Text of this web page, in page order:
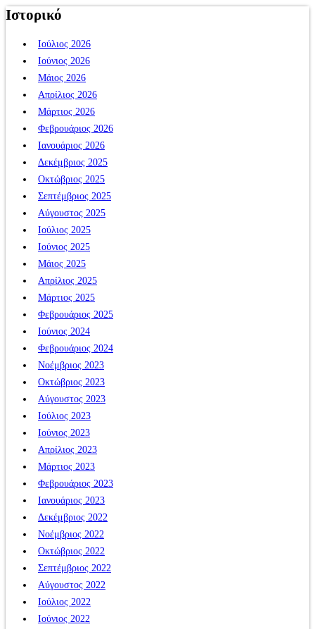
Ιστορικό
Ιούλιος 2026
Ιούνιος 2026
Μάιος 2026
Απρίλιος 2026
Μάρτιος 2026
Φεβρουάριος 2026
Ιανουάριος 2026
Δεκέμβριος 2025
Οκτώβριος 2025
Σεπτέμβριος 2025
Αύγουστος 2025
Ιούλιος 2025
Ιούνιος 2025
Μάιος 2025
Απρίλιος 2025
Μάρτιος 2025
Φεβρουάριος 2025
Ιούνιος 2024
Φεβρουάριος 2024
Νοέμβριος 2023
Οκτώβριος 2023
Αύγουστος 2023
Ιούλιος 2023
Ιούνιος 2023
Απρίλιος 2023
Μάρτιος 2023
Φεβρουάριος 2023
Ιανουάριος 2023
Δεκέμβριος 2022
Νοέμβριος 2022
Οκτώβριος 2022
Σεπτέμβριος 2022
Αύγουστος 2022
Ιούλιος 2022
Ιούνιος 2022